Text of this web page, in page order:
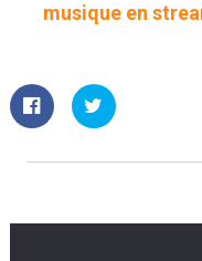
musique en